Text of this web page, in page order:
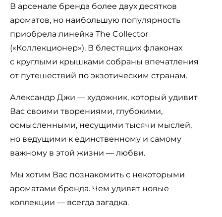
В арсенале бренда более двух десятков
ароматов, но наибольшую популярность
приобрела линейка The Collector
(«Коллекционер»). В блестящих флаконах
с круглыми крышками собраны впечатления
от путешествий по экзотическим странам.
Александр Джи — художник, который удивит
Вас своими творениями, глубокими,
осмысленными, несущими тысячи мыслей,
но ведущими к единственному и самому
важному в этой жизни — любви.
Мы хотим Вас познакомить с некоторыми
ароматами бренда. Чем удивят новые
коллекции — всегда загадка.